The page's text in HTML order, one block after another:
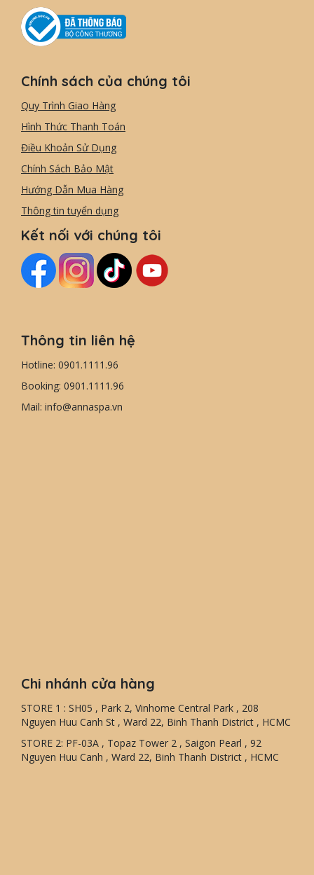
Chính sách của chúng tôi
Quy Trình Giao Hàng
Hình Thức Thanh Toán
Điều Khoản Sử Dụng
Chính Sách Bảo Mật
Hướng Dẫn Mua Hàng
Thông tin tuyển dụng
Kết nối với chúng tôi
Thông tin liên hệ
Hotline: 0901.1111.96
Booking: 0901.1111.96
Mail: info@annaspa.vn
Chi nhánh cửa hàng
STORE 1 : SH05 , Park 2, Vinhome Central Park , 208
Nguyen Huu Canh St , Ward 22, Binh Thanh District , HCMC
STORE 2: PF-03A , Topaz Tower 2 , Saigon Pearl , 92
Nguyen Huu Canh , Ward 22, Binh Thanh District , HCMC